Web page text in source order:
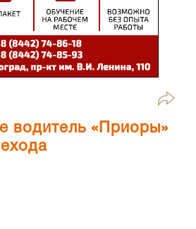
водитель «Приоры»